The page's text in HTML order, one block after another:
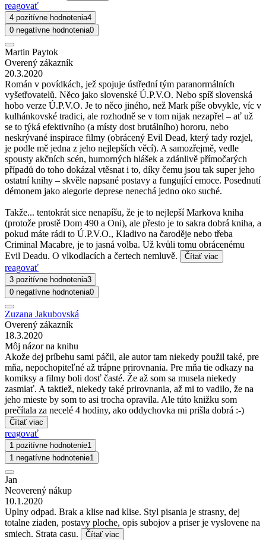
reagovať
4 pozitívne hodnotenia4
0 negatívne hodnotenia0
Martin Paytok
Overený zákazník
20.3.2020
Román v povídkách, jež spojuje ústřední tým paranormálních
vyšetřovatelů. Něco jako slovenské Ú.P.V.O. Nebo spíš slovenská
hobo verze Ú.P.V.O. Je to něco jiného, než Mark píše obvykle, víc v
kulhánkovské tradici, ale rozhodně se v tom nijak nezapřel – ať už
se to týká efektivního (a místy dost brutálního) hororu, nebo
neskrývané inspirace filmy (obrácený Evil Dead, který tady rozjel,
je podle mě jedna z jeho nejlepších věcí). A samozřejmě, vedle
spousty akčních scén, humorných hlášek a zdánlivě přímočarých
případů do toho dokázal vtěsnat i to, díky čemu jsou tak super jeho
ostatní knihy – skvěle napsané postavy a fungující emoce. Posednutí
démonem jako alegorie deprese nenechá jedno oko suché.
Takže... tentokrát sice nenapíšu, že je to nejlepší Markova kniha
(protože prostě Dom 490 a Oni), ale přesto je to sakra dobrá kniha, a
pokud máte rádi to Ú.P.V.O., Kladivo na čaroděje nebo třeba
Criminal Macabre, je to jasná volba. Už kvůli tomu obrácenému
Evil Deadu. O vlkodlacích a čertech nemluvě.
Čítať viac
reagovať
3 pozitívne hodnotenia3
0 negatívne hodnotenia0
Zuzana Jakubovská
Overený zákazník
18.3.2020
Môj názor na knihu
Akože dej príbehu sami páčil, ale autor tam niekedy použil také, pre
mňa, nepochopiteľné až trápne prirovnania. Pre mňa tie odkazy na
komiksy a filmy boli dosť časté. Že až som sa musela niekedy
zasmiať. A taktiež, niekedy také prirovnania, až mi to vadilo, že na
jeho mieste by som to asi trocha opravila. Ale túto knižku som
prečítala za necelé 4 hodiny, ako oddychovka mi prišla dobrá :-)
Čítať viac
reagovať
1 pozitívne hodnotenie1
1 negatívne hodnotenie1
Jan
Neoverený nákup
10.1.2020
Uplny odpad. Brak a klise nad klise. Styl pisania je strasny, dej
totalne ziaden, postavy ploche, opis subojov a priser je vyslovene na
smiech. Strata casu.
Čítať viac